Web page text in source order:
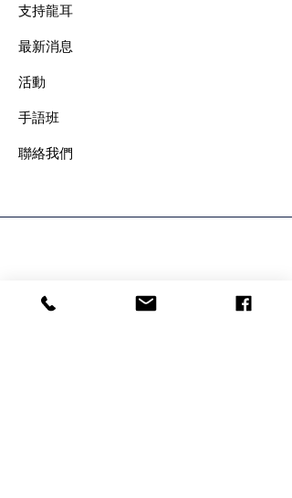
支持龍耳
最新消息
​活動
手語班
​聯絡我們